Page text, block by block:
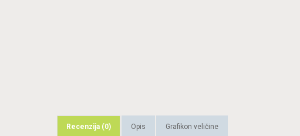
Recenzija (0) Opis Grafikon veličine